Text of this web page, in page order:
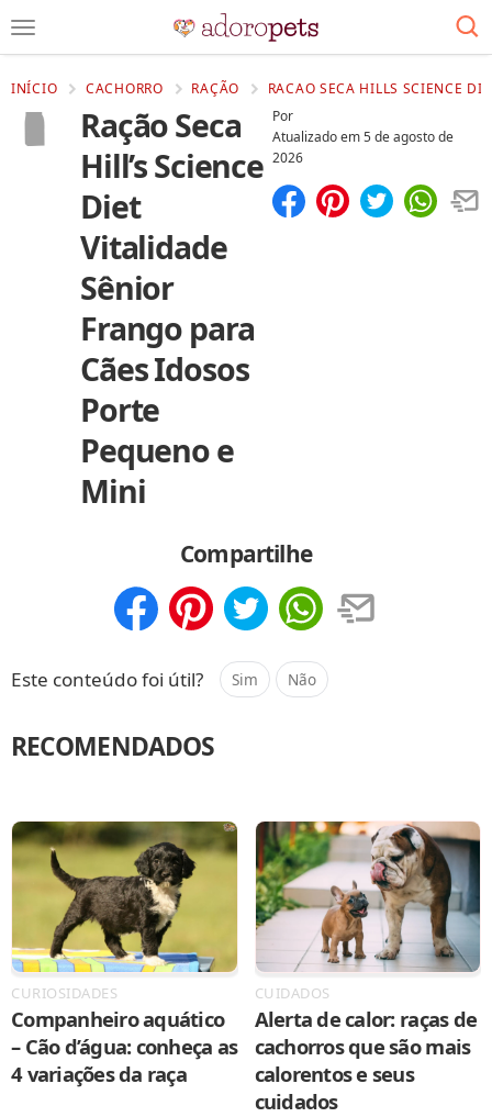
INÍCIO CACHORRO RAÇÃO RACAO SECA HILLS SCIENCE
Ração Seca
Hill’s Science
Diet
Vitalidade
Sênior
Frango para
Cães Idosos
Porte
Pequeno e
Mini
Por
Atualizado em5 de agosto de
2026
Compartilhe
Este conteúdo foi útil? Sim Não
RECOMENDADOS
CURIOSIDADES
Companheiro aquático
– Cão d’água: conheça as
4 variações da raça
CUIDADOS
Alerta de calor: raças de
cachorros que são mais
calorentos e seus
cuidados